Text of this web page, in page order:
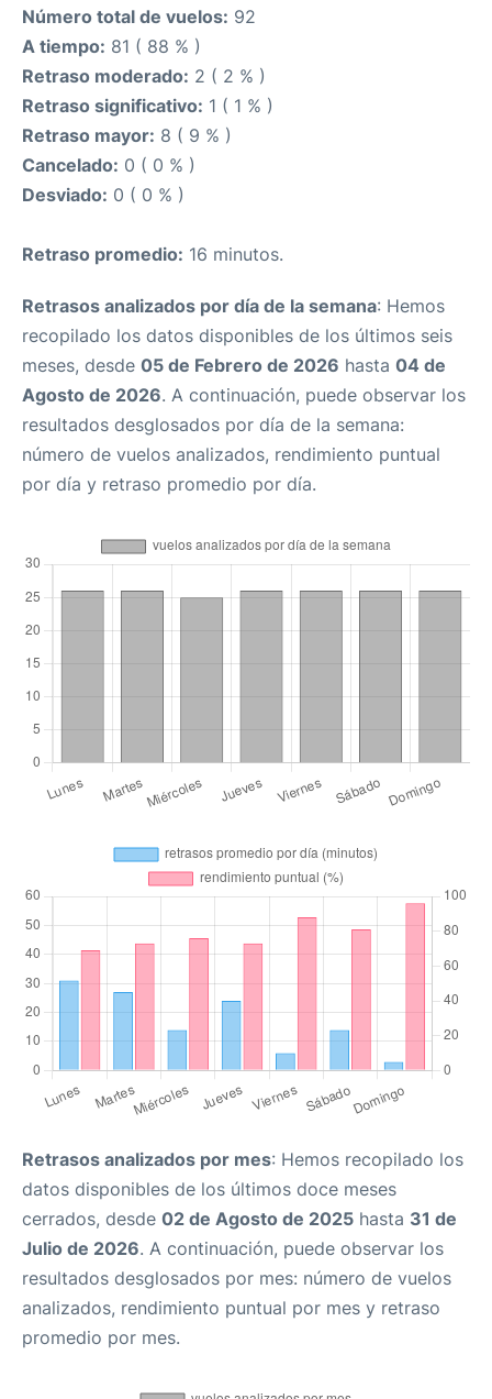
Número total de vuelos: 92
A tiempo: 81 ( 88 % )
Retraso moderado: 2 ( 2 % )
Retraso significativo: 1 ( 1 % )
Retraso mayor: 8 ( 9 % )
Cancelado: 0 ( 0 % )
Desviado: 0 ( 0 % )
Retraso promedio: 16 minutos.
Retrasos analizados por día de la semana: Hemos
recopilado los datos disponibles de los últimos seis
meses, desde 05 de Febrero de 2026 hasta 04 de
Agosto de 2026. A continuación, puede observar los
resultados desglosados por día de la semana:
número de vuelos analizados, rendimiento puntual
por día y retraso promedio por día.
Retrasos analizados por mes: Hemos recopilado los
datos disponibles de los últimos doce meses
cerrados, desde 02 de Agosto de 2025 hasta 31 de
Julio de 2026. A continuación, puede observar los
resultados desglosados por mes: número de vuelos
analizados, rendimiento puntual por mes y retraso
promedio por mes.